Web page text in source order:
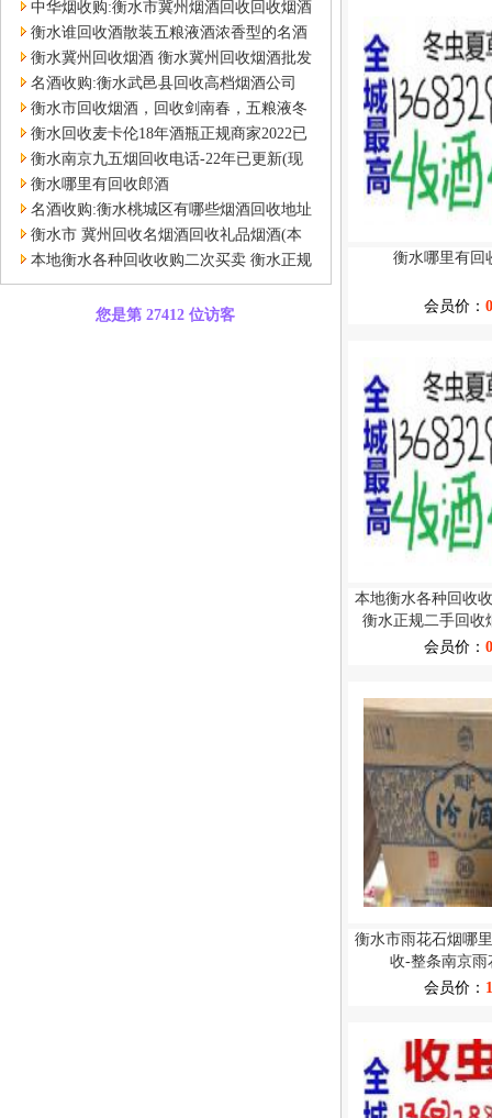
梦6中华烟收购:衡水市冀州烟酒回收回收烟酒
的地方
衡水谁回收酒散装五粮液酒浓香型的名酒
礼品店
衡水冀州回收烟酒 衡水冀州回收烟酒批发
价格、市场报价
名酒收购:衡水武邑县回收高档烟酒公司
{价格}2022已更新
衡水市回收烟酒，回收剑南春，五粮液冬
虫夏草国窖酒
衡水回收麦卡伦18年酒瓶正规商家2022已
更新(今日/回收)-
衡水南京九五烟回收电话-22年已更新(现
在/动态)-泽鑫名酒礼品回收
衡水哪里有回收郎酒
名酒收购:衡水桃城区有哪些烟酒回收地址
位置地方{本地回收地点}
衡水市 冀州回收名烟酒回收礼品烟酒(本
地/报价)
本地衡水各种回收收购二次买卖 衡水正规
二手回收烟酒店交易
您是第 27412 位访客
衡水哪里有回
会员价：
本地衡水各种回收
衡水正规二手回收
会员价：
衡水市雨花石烟哪
收-整条南京雨
会员价：